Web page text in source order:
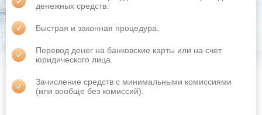
денежных средств.
Быстрая и законная процедура.
Перевод денег на банковские карты или на счет
юридического лица.
Зачисление средств с минимальными комиссиями
(или вообще без комиссий).
Нефтеюганск
Нижний Тагил
Новомосковск Новороссийск